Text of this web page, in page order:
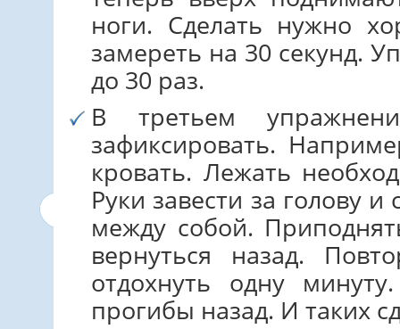
ноги. Сделать нужно
замереть на 30 секунд.
до 30 раз.
В третьем
зафиксировать.
кровать. Лежать
Руки завести за голову
между собой.
вернуться назад.
отдохнуть одну
прогибы назад. И таких